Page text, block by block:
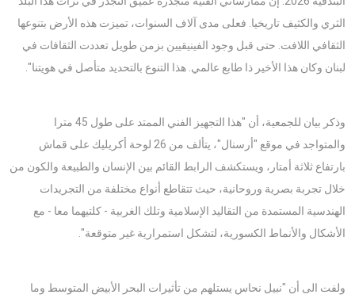
الثري والكثيف تاريخيا. فعلى مدى آلاف السنوات، تميزت هذه الأرض بتنوعها
الثقافي اللافت. حتى قبل وجود الفينيقيين بزمن طويل تعددت الثقافات في
لبنان وكان هذا الأخير ذا طابع عالمي. هذا التنوع بالتحديد متأصل في هويتنا".
وذكر بيان للجمعية، أن "هذا التجهيز الفني الممتد على طول 45 مترا
والمتواجد في موقع "أرسنال"، يتألف من 26 لوحة أكريليك على قماش
بارتفاع ثلاثة أمتار، ويستكشف الرابط القائم بين الإنسان والطبيعة والكون من
خلال تجربة بصرية وروحانية، حيث تتقاطع أنواع مختلفة من التجريدات
الهندسية المستمدة من التقاليد الإسلامية وتلك الغربية - كلتيهما معا - مع
الأشكال والأنماط الكسورية، لتشكل استمرارية غير متوقعة".
ولفت الى أن "نبيل نحاس يستلهم من تأثيرات البحر الأبيض المتوسط وما